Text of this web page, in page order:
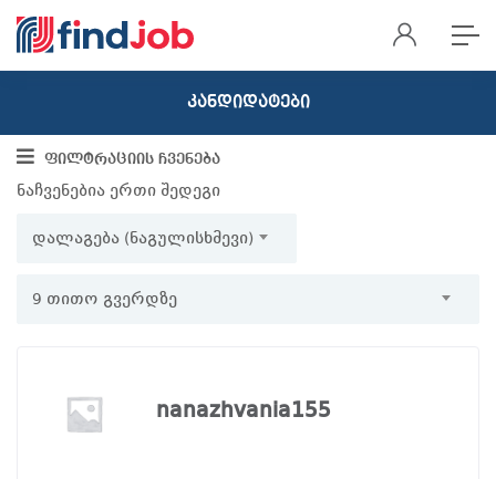
Კანდიდატები
ფილტრაციის ჩვენება
ნაჩვენებია ერთი შედეგი
დალაგება (ნაგულისხმევი)
9 თითო გვერდზე
nanazhvania155